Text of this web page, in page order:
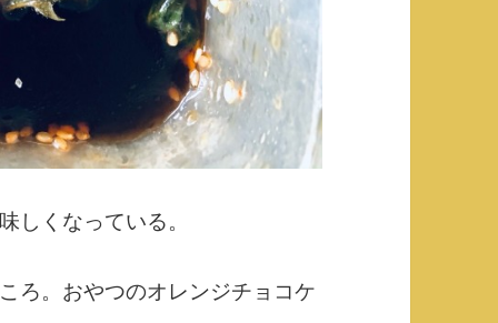
しくなっている。
ろ。おやつのオレンジチョコケ